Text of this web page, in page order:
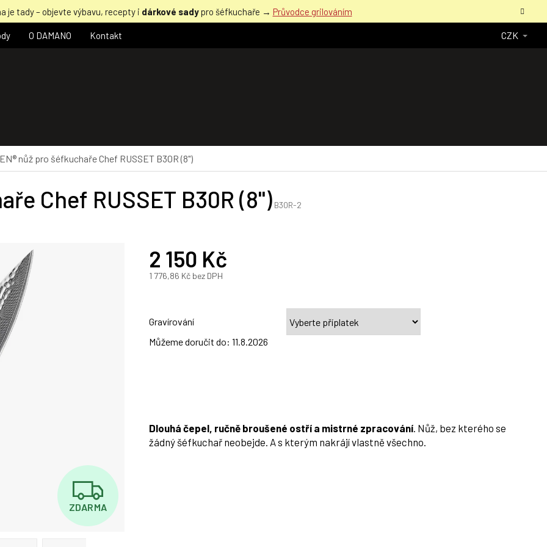
je tady – objevte výbavu, recepty i dárkové sadypro šéfkuchaře → Průvodce grilováním
O DAMANO Kontakt CZK
nůž pro šéfkuchaře Chef RUSSET B30R (8")
Chef RUSSET B30R (8") B30R-2
Z
D
ZDARMA
2 150 Kč
1 776,86 Kč bez DPH
Gravírování
Můžeme doručit do: 11.8.2026
Dlouhá čepel, ručně broušené ostří a mistrné zpracování. Nůž, bez kterého se
žádný šéfkuchař neobejde. A s kterým nakrájí vlastně všechno.